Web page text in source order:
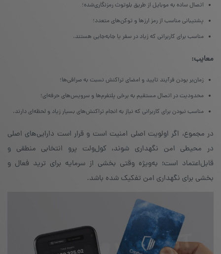
اتصال ساده به موبایل از طریق بلوتوث رمزنگاری‌شده؛
پشتیبانی مناسب از رمز ارزها و توکن‌های متعدد؛
مناسب برای کاربرانی که زیاد در سفر یا جابه‌جایی هستند.
معایب:
زمان‌بر بودن فرآیند تایید و امضای تراکنش نسبت به صرافی‌ها؛
محدودیت در اتصال مستقیم به برخی پلتفرم‌ها و سرویس‌های حرفه‌ای؛
مناسب نبودن برای کاربرانی که نیاز به انجام تراکنش‌های بسیار زیاد و لحظه‌ای دارند.
در مجموع، اگر اولویت اصلی امنیت است و قرار است دارایی‌های اصلی
در محیطی امن نگهداری شوند، کول‌ولت پرو انتخابی منطقی و
قابل‌اعتماد است؛ به‌ویژه وقتی بخشی از سرمایه برای ترید فعال و
بخشی برای نگهداری امن تفکیک شده باشد.